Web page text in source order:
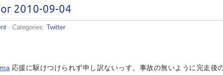
2010-09-04
· Categories: Twitter
応援に駆けつけられず申し訳ないっす。事故の無いように完走後